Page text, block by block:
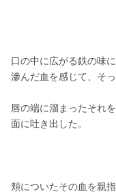
口の中に広がる鉄の味
滲んだ血を感じて、そっ
唇の端に溜まったそれ
面に吐き出した。
頬についたその血を親